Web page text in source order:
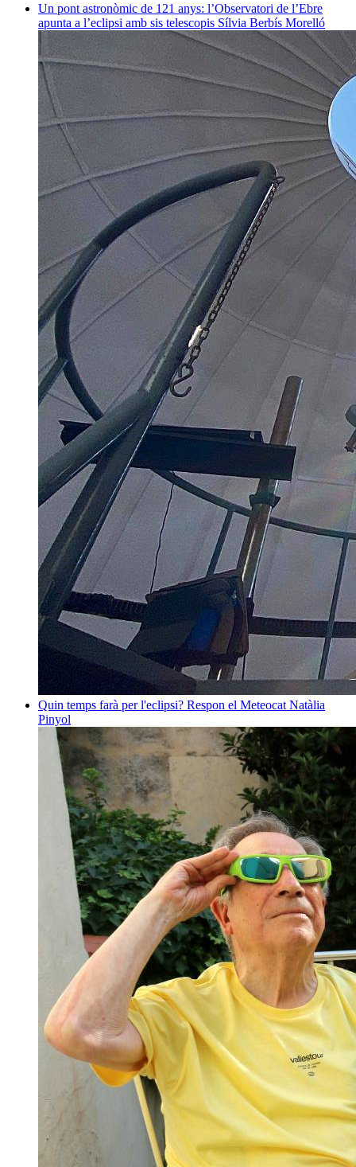
Un pont astronòmic de 121 anys: l’Observatori de l’Ebre
apunta a l’eclipsi amb sis telescopis Sílvia Berbís Morelló
Quin temps farà per l'eclipsi? Respon el Meteocat Natàlia
Pinyol